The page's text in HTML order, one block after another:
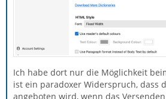
Ich habe dort nur die Möglichkeit
ist ein paradoxer Widerspruch, dass
angeboten wird, wenn das